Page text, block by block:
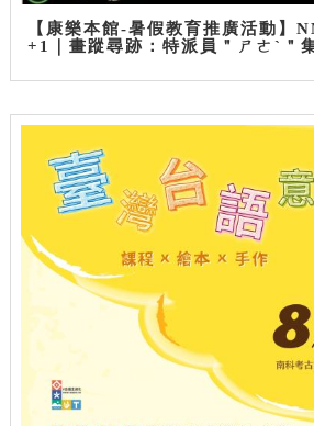
【康樂本館-暑假教育推廣活動】
+1｜畫蹤尋跡：特派員＂ㄕㄜˋ＂